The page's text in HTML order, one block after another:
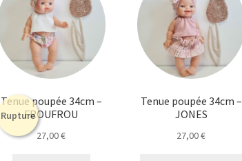
Rupture
Tenue poupée 34cm –
FROUFROU
27,00€
Tenue poupée 34cm –
JONES
27,00€